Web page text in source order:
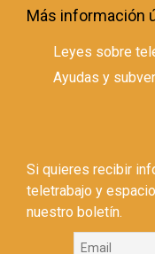
Más información
Leyes sobre
Ayudas y
Si quieres recibir
teletrabajo y
nuestro boletín.